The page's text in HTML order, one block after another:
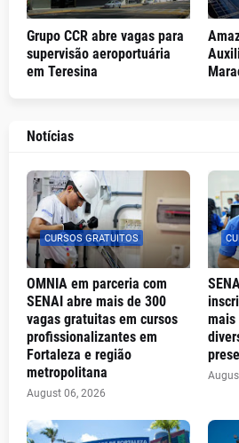
Grupo CCR abre vagas para
supervisão aeroportuária
em Teresina
Notícias
CURSOS GRATUITOS
OMNIA em parceria com
SENAI abre mais de 300
vagas gratuitas em cursos
profissionalizantes em
Fortaleza e região
metropolitana
August 06, 2026
mais